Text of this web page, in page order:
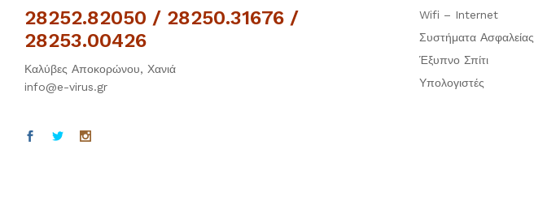
28252.82050 / 28250.31676 /
28253.00426
Καλύβες Αποκορώνου, Χανιά
info@e-virus.gr
Wifi – Internet
Συστήματα Ασφαλείας
Έξυπνο Σπίτι
Υπολογιστές